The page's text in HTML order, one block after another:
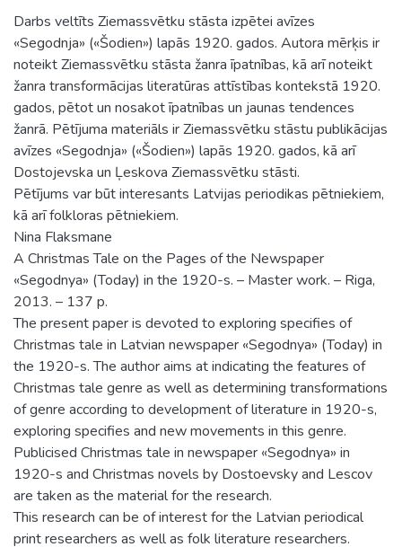
Darbs veltīts Ziemassvētku stāsta izpētei avīzes
«Segodnja» («Šodien») lapās 1920. gados. Autora mērķis ir
noteikt Ziemassvētku stāsta žanra īpatnības, kā arī noteikt
žanra transformācijas literatūras attīstības kontekstā 1920.
gados, pētot un nosakot īpatnības un jaunas tendences
žanrā. Pētījuma materiāls ir Ziemassvētku stāstu publikācijas
avīzes «Segodnja» («Šodien») lapās 1920. gados, kā arī
Dostojevska un Ļeskova Ziemassvētku stāsti.
Pētījums var būt interesants Latvijas periodikas pētniekiem,
kā arī folkloras pētniekiem.
Nina Flaksmane
A Christmas Tale on the Pages of the Newspaper
«Segodnya» (Today) in the 1920-s. – Master work. – Riga,
2013. – 137 p.
The present paper is devoted to exploring specifies of
Christmas tale in Latvian newspaper «Segodnya» (Today) in
the 1920-s. The author aims at indicating the features of
Christmas tale genre as well as determining transformations
of genre according to development of literature in 1920-s,
exploring specifies and new movements in this genre.
Publicised Christmas tale in newspaper «Segodnya» in
1920-s and Christmas novels by Dostoevsky and Lescov
are taken as the material for the research.
This research can be of interest for the Latvian periodical
print researchers as well as folk literature researchers.